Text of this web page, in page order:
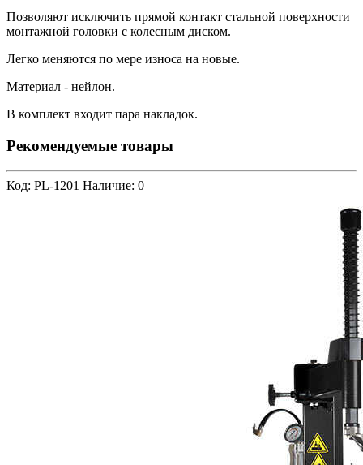
Позволяют исключить прямой контакт стальной поверхности
монтажной головки с колесным диском.
Легко меняются по мере износа на новые.
Материал - нейлон.
В комплект входит пара накладок.
Рекомендуемые товары
Код: PL-1201 Наличие: 0